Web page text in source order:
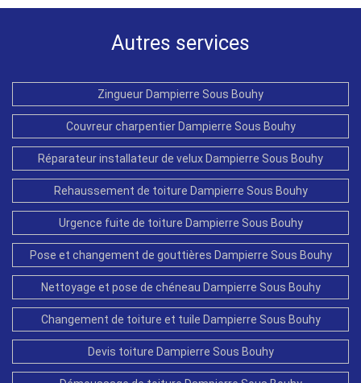
Autres services
Zingueur Dampierre Sous Bouhy
Couvreur charpentier Dampierre Sous Bouhy
Réparateur installateur de velux Dampierre Sous Bouhy
Rehaussement de toiture Dampierre Sous Bouhy
Urgence fuite de toiture Dampierre Sous Bouhy
Pose et changement de gouttières Dampierre Sous Bouhy
Nettoyage et pose de chéneau Dampierre Sous Bouhy
Changement de toiture et tuile Dampierre Sous Bouhy
Devis toiture Dampierre Sous Bouhy